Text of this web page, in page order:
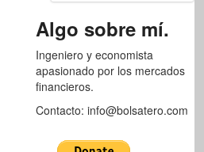
Algo sobre mí.
Ingeniero y economista
apasionado por los mercados
financieros.
Contacto: info@bolsatero.com